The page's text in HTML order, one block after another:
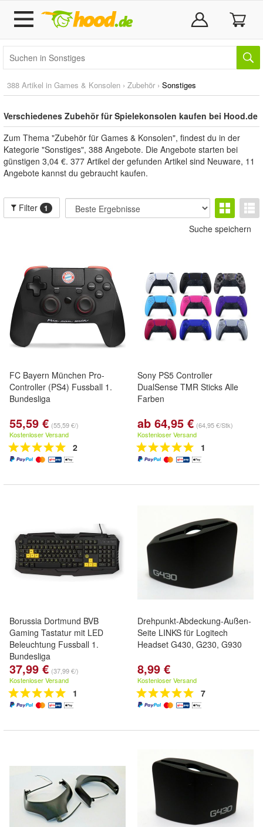
388 Artikel in Games & Konsolen › Zubehör › Sonstiges
Verschiedenes Zubehör für Spielekonsolen kaufen bei Hood.de
Zum Thema "Zubehör für Games & Konsolen", findest du in der
Kategorie "Sonstiges", 388 Angebote. Die Angebote starten bei
günstigen 3,04 €. 377 Artikel der gefunden Artikel sind Neuware, 11
Angebote kannst du gebraucht kaufen.
Filter 1
Suche speichern
FC Bayern München Pro-
Controller (PS4) Fussball 1.
Bundesliga
55,59 € (55,59 €/)
Kostenloser Versand
2
Sony PS5 Controller
DualSense TMR Sticks Alle
Farben
ab 64,95 € (64,95 €/Stk)
Kostenloser Versand
1
Borussia Dortmund BVB
Gaming Tastatur mit LED
Beleuchtung Fussball 1.
Bundesliga
37,99 € (37,99 €/)
Kostenloser Versand
1
Drehpunkt-Abdeckung-Außen-
Seite LINKS für Logitech
Headset G430, G230, G930
8,99 €
Kostenloser Versand
7